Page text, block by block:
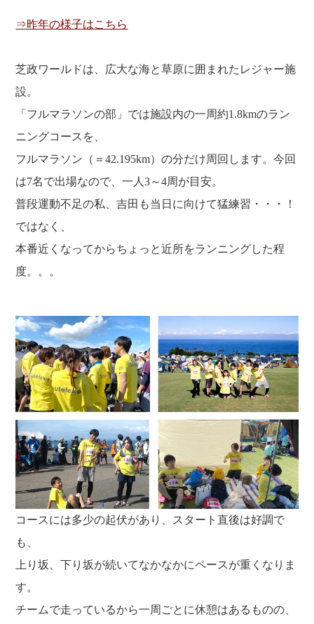
⇒昨年の様子はこちら
芝政ワールドは、広大な海と草原に囲まれたレジャー施
設。
「フルマラソンの部」では施設内の一周約1.8kmのラン
ニングコースを、
フルマラソン（＝42.195km）の分だけ周回します。今回
は7名で出場なので、一人3～4周が目安。
普段運動不足の私、吉田も当日に向けて猛練習・・・！
ではなく、
本番近くなってからちょっと近所をランニングした程
度。。。
コースには多少の起伏があり、スタート直後は好調で
も、
上り坂、下り坂が続いてなかなかにペースが重くなりま
す。
チームで走っているから一周ごとに休憩はあるものの、